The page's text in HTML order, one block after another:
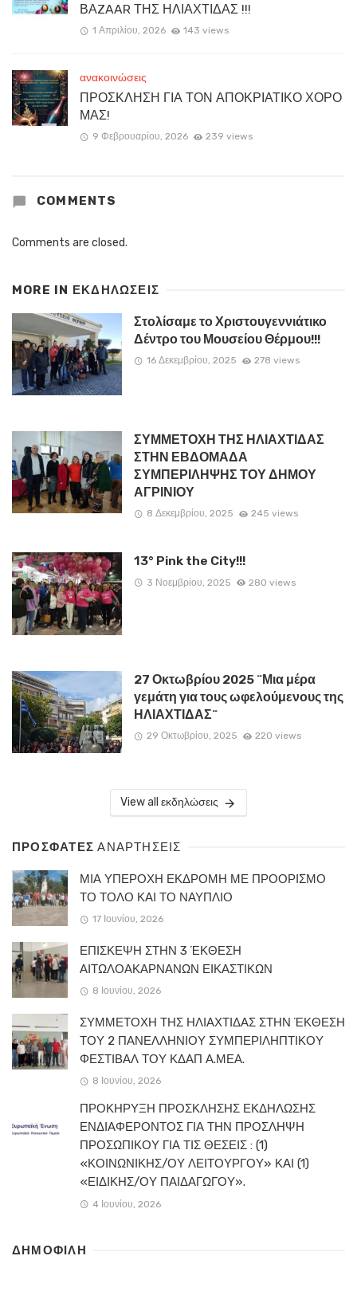
ΒΑZAAR ΤΗΣ ΗΛΙΑΧΤΙΔΑΣ !!!
1 Απριλίου, 2026 143 views
ανακοινώσεις
ΠΡΟΣΚΛΗΣΗ ΓΙΑ ΤΟΝ ΑΠΟΚΡΙΑΤΙΚΟ ΧΟΡΟ
ΜΑΣ!
9 Φεβρουαρίου, 2026 239 views
COMMENTS
Comments are closed.
MORE IN ΕΚΔΗΛΏΣΕΙΣ
Στολίσαμε το Χριστουγεννιάτικο
Δέντρο του Μουσείου Θέρμου!!!
16 Δεκεμβρίου, 2025 278 views
ΣΥΜΜΕΤΟΧΗ ΤΗΣ ΗΛΙΑΧΤΙΔΑΣ
ΣΤΗΝ ΕΒΔΟΜΑΔΑ
ΣΥΜΠΕΡΙΛΗΨΗΣ ΤΟΥ ΔΗΜΟΥ
ΑΓΡΙΝΙΟΥ
8 Δεκεμβρίου, 2025 245 views
13° Pink the City!!!
3 Νοεμβρίου, 2025 280 views
27 Οκτωβρίου 2025 ¨Μια μέρα
γεμάτη για τους ωφελούμενους της
ΗΛΙΑΧΤΙΔΑΣ¨
29 Οκτωβρίου, 2025 220 views
View all εκδηλώσεις
ΠΡΟΣΦΑΤΕΣΑΝΑΡΤΗΣΕΙΣ
ΜΙΑ ΥΠΕΡΟΧΗ ΕΚΔΡΟΜΗ ΜΕ ΠΡΟΟΡΙΣΜΟ
ΤΟ ΤΟΛΟ ΚΑΙ ΤΟ ΝΑΥΠΛΙΟ
17 Ιουνίου, 2026
ΕΠΙΣΚΕΨΗ ΣΤΗΝ 3 ΈΚΘΕΣΗ
ΑΙΤΩΛΟΑΚΑΡΝΑΝΩΝ ΕΙΚΑΣΤΙΚΩΝ
8 Ιουνίου, 2026
ΣΥΜΜΕΤΟΧΗ ΤΗΣ ΗΛΙΑΧΤΙΔΑΣ ΣΤΗΝ ΈΚΘΕΣΗ
ΤΟΥ 2 ΠΑΝΕΛΛΗΝΙΟΥ ΣΥΜΠΕΡΙΛΗΠΤΙΚΟΥ
ΦΕΣΤΙΒΑΛ ΤΟΥ ΚΔΑΠ Α.ΜΕΑ.
8 Ιουνίου, 2026
ΠΡΟΚΗΡΥΞΗ ΠΡΟΣΚΛΗΣΗΣ ΕΚΔΗΛΩΣΗΣ
ΕΝΔΙΑΦΕΡΟΝΤΟΣ ΓΙΑ ΤΗΝ ΠΡΟΣΛΗΨΗ
ΠΡΟΣΩΠΙΚΟΥ ΓΙΑ ΤΙΣ ΘΕΣΕΙΣ : (1)
«ΚΟΙΝΩΝΙΚΗΣ/ΟΥ ΛΕΙΤΟΥΡΓΟΥ» ΚΑΙ (1)
«ΕΙΔΙΚΗΣ/ΟΥ ΠΑΙΔΑΓΩΓΟΥ».
4 Ιουνίου, 2026
ΔΗΜΟΦΙΛΗ